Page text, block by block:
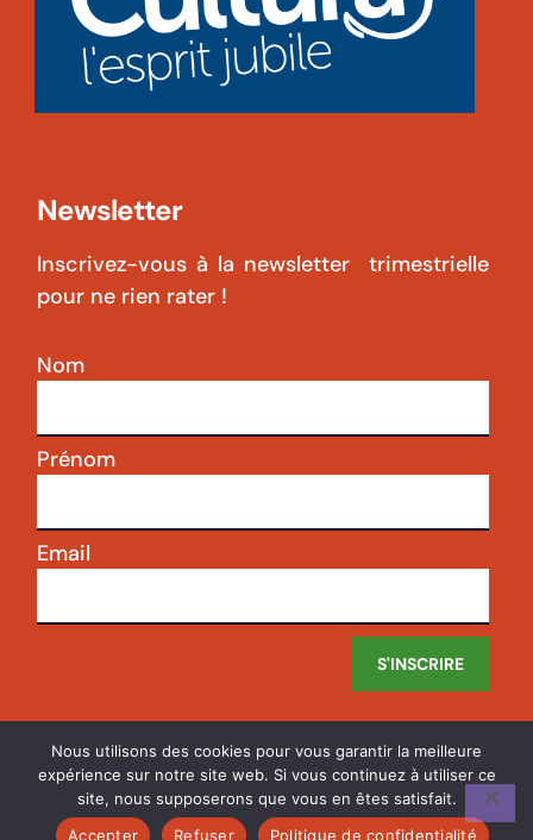
Newsletter
Inscrivez-vous à la newsletter trimestrielle
pour ne rien rater !
Nom
Prénom
Email
S'INSCRIRE
2021 cuisinedescomores - Mentions légales
Nous utilisons des cookies pour vous garantir la meilleure
expérience sur notre site web. Si vous continuez à utiliser ce
site, nous supposerons que vous en êtes satisfait.
Accepter
Refuser Politique de confidentialité